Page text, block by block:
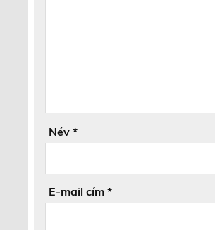
Név*
E-mail cím*